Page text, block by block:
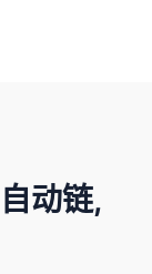
动链,